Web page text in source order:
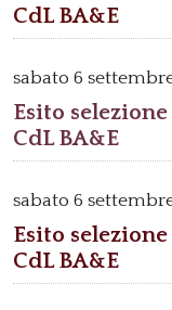
CdL BA&E
sabato 6
Esito
CdL BA&E
sabato 6
Esito
CdL BA&E